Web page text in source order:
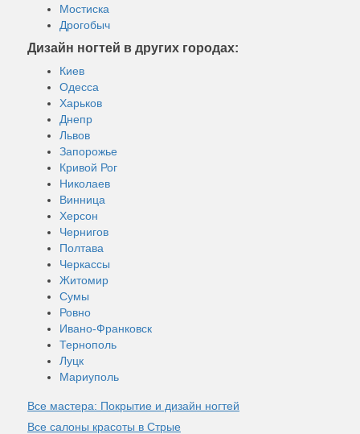
Мостиска
Дрогобыч
Дизайн ногтей в других городах:
Киев
Одесса
Харьков
Днепр
Львов
Запорожье
Кривой Рог
Николаев
Винница
Херсон
Чернигов
Полтава
Черкассы
Житомир
Сумы
Ровно
Ивано-Франковск
Тернополь
Луцк
Мариуполь
Все мастера: Покрытие и дизайн ногтей
Все салоны красоты в Стрые